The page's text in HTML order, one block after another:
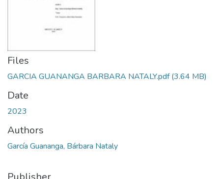
Files
GARCIA GUANANGA BARBARA NATALY.pdf(3.64 MB)
Date
2023
Authors
García Guananga, Bárbara Nataly